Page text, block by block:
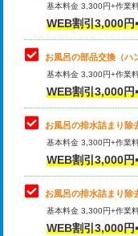
止水・漏水調査・防
理・調整・分解・加
トイレタンク脱着
トイレ便器脱着
タンクレストイレ脱着
小便器トイレ脱着
その他部品の脱着
交換・取付（タンク）
基本料金 3,300円+作業
WEB割引3,000
お風呂の部品交換（ハ
基本料金 3,300円+作業
WEB割引3,000
お風呂の排水詰まり除
基本料金 3,300円+作業
WEB割引3,000
お風呂の排水詰まり除
基本料金 3,300円+作業
WEB割引3,000